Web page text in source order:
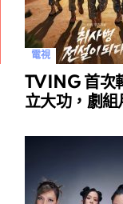
電視
TVING 首次
立大功，劇